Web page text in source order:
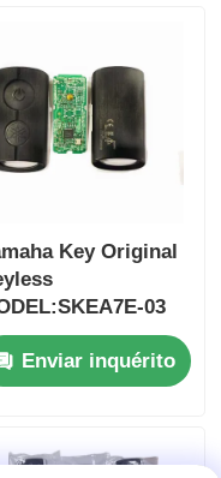
Key Original
03
Yamaha Smart
Key B74-
02/662F-
Enviar inquérito